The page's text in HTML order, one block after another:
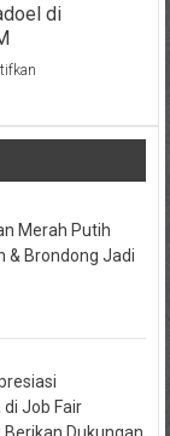
di
pada
Lamongan
Ajang
Merah Putih
& Brondong Jadi
Job Fair
Dukungan